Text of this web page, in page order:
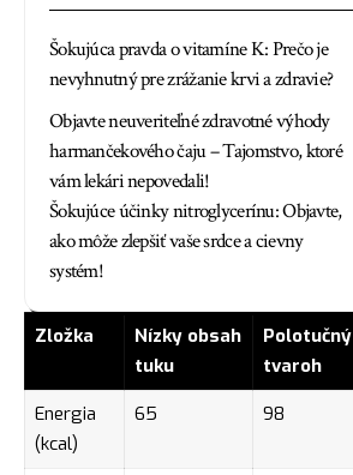
Šokujúca pravda o vitamíne K: Prečo je
nevyhnutný pre zrážanie krvi a zdravie?
Objavte neuveriteľné zdravotné výhody
harmančekového čaju – Tajomstvo, ktoré
vám lekári nepovedali!
Šokujúce účinky nitroglycerínu: Objavte,
ako môže zlepšiť vaše srdce a cievny
systém!
Zložka
Nízky obsah
tuku
Polotučný
tvaroh
Energia
(kcal)
65 98